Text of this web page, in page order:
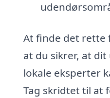
At finde det rette
at du sikrer, at
lokale eksperter
Tag skridtet til at